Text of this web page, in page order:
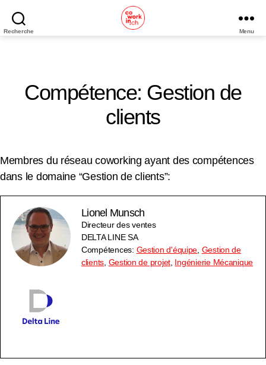
Recherche
Coworking
Menu
Compétence: Gestion de
clients
Membres du réseau coworking ayant des compétences
dans le domaine “Gestion de clients”:
Lionel Munsch
Directeur des ventes
DELTA LINE SA
Compétences: Gestion d'équipe Gestion de
clients Gestion de projet Ingénierie Mécanique